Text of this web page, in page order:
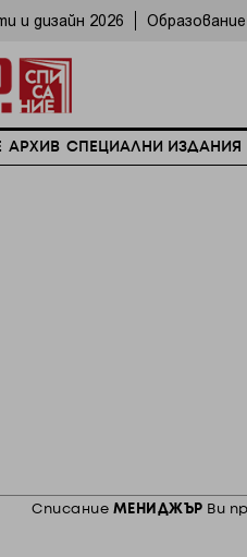
и дизайн 2026
АРХИВ СПЕЦИАЛНИ ИЗДАНИЯ
Списание МЕНИДЖЪР Ви